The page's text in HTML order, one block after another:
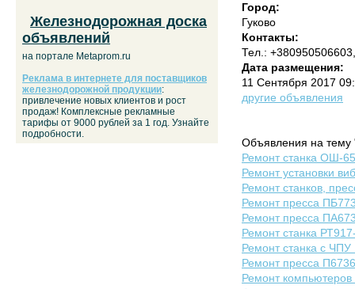
Город:
Гуково
Контакты:
Тел.:
Дата размещения:
11 Сентября 2017
другие объявления
Объявления на тему
Ремонт станка ОШ-
Ремонт установки
Ремонт станков,
Ремонт пресса
Ремонт пресса
Ремонт станка
Ремонт станка с
Ремонт пресса П6736
Ремонт компьютеров
Железнодорожная доска
объявлений
на портале Metaprom.ru
Реклама в интернете для поставщиков
железнодорожной продукции:
привлечение новых клиентов и рост
продаж! Комплексные рекламные
тарифы от 9000 рублей за 1 год. Узнайте
подробности.